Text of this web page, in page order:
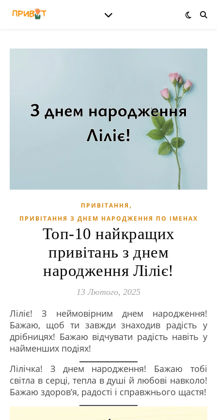
ПРИВІТАННЯ ,
ПРИВІТАННЯ З ДНЕМ НАРОДЖЕННЯ ПО ІМЕНАХ
Топ-10 найкращих
привітань з днем
народження Ліліє!
13 Лютого, 2025
Ліліє! З неймовірним днем народження!
Бажаю, щоб ти завжди знаходив радість у
дрібницях! Бажаю відчувати радість навіть у
найменших подіях!
Лілічка! З днем народження! Бажаю тобі
світла в серці, тепла в душі й любові навколо!
Бажаю здоров’я, радості і справжнього щастя!